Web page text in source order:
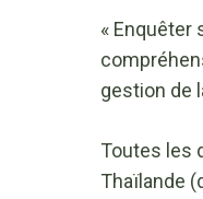
« Enquêter
gestion de
Toutes les
Thaïlande